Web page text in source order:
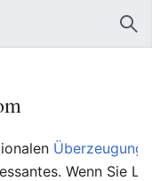
Wenn Sie